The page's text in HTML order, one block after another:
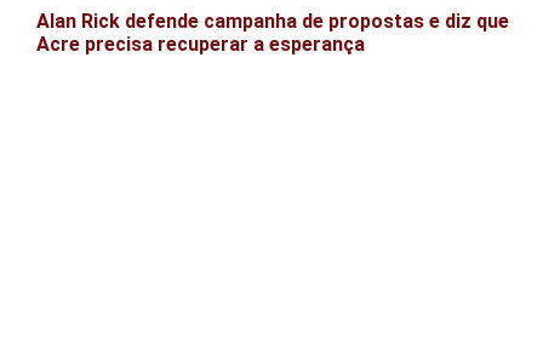
Alan Rick defende campanha de propostas e diz que
Acre precisa recuperar a esperança